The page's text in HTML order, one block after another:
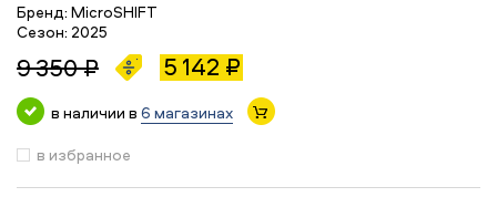
Бренд: MicroSHIFT
Сезон: 2025
9 350 ₽ 5 142 ₽
в наличии в 6 магазинах
в избранное